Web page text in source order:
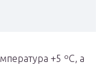
+5 ºС, а